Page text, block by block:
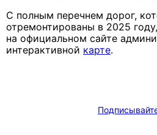
С полным перечнем дорог,
отремонтированы в 2025
на официальном сайте
интерактивной карте.